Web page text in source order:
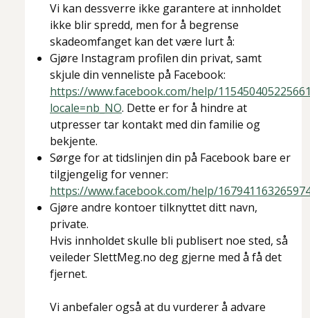
Vi kan dessverre ikke garantere at innholdet
ikke blir spredd, men for å begrense
skadeomfanget kan det være lurt å:
Gjøre Instagram profilen din privat, samt
skjule din venneliste på Facebook:
https://www.facebook.com/help/
locale=nb_NO. Dette er for å hindre at
utpresser tar kontakt med din familie og
bekjente.
Sørge for at tidslinjen din på Facebook bare er
tilgjengelig for venner:
https://www.facebook.com/help/
Gjøre andre kontoer tilknyttet ditt navn,
private.
Hvis innholdet skulle bli publisert noe sted, så
veileder SlettMeg.no deg gjerne med å få det
fjernet.
Vi anbefaler også at du vurderer å advare